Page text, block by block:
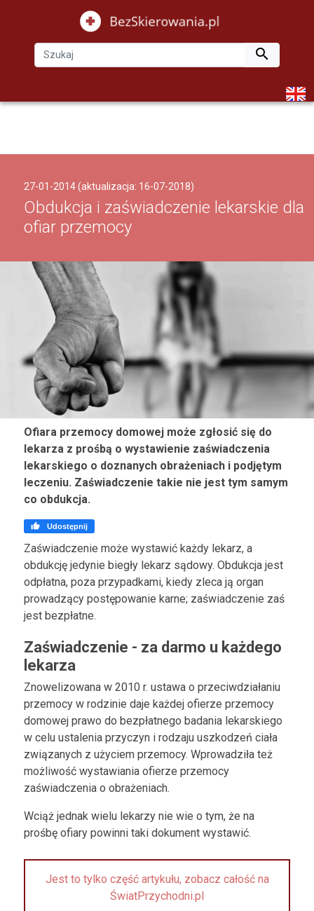

27-01-2014 (aktualizacja: 16-07-2018)
Obdukcja i zaświadczenie lekarskie dla
ofiar przemocy
Ofiara przemocy domowej może zgłosić się do
lekarza z prośbą o wystawienie zaświadczenia
lekarskiego o doznanych obrażeniach i podjętym
leczeniu. Zaświadczenie takie nie jest tym samym
co obdukcja.
 Udostępnij
Zaświadczenie może wystawić każdy lekarz, a
obdukcję jedynie biegły lekarz sądowy. Obdukcja jest
odpłatna, poza przypadkami, kiedy zleca ją organ
prowadzący postępowanie karne; zaświadczenie zaś
jest bezpłatne.
Zaświadczenie - za darmo u każdego
lekarza
Znowelizowana w 2010 r. ustawa o przeciwdziałaniu
przemocy w rodzinie daje każdej ofierze przemocy
domowej prawo do bezpłatnego badania lekarskiego
w celu ustalenia przyczyn i rodzaju uszkodzeń ciała
związanych z użyciem przemocy. Wprowadziła też
możliwość wystawiania ofierze przemocy
zaświadczenia o obrażeniach.
Wciąż jednak wielu lekarzy nie wie o tym, że na
prośbę ofiary powinni taki dokument wystawić.
Jest to tylko część artykułu, zobacz całość na
ŚwiatPrzychodni.pl